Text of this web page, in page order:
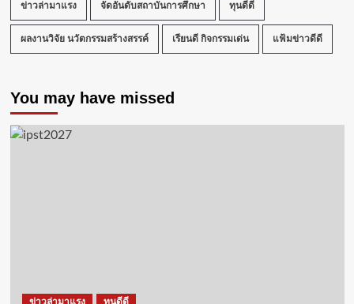
ข่าวล่ามาแรง จัดอันดับสถาบันการศึกษา ทุนดีดี
ผลงานวิจัย นวัตกรรมสร้างสรรค์ เรียนดี กิจกรรมเด่น แฟ้มข่าวดีดี
You may have missed